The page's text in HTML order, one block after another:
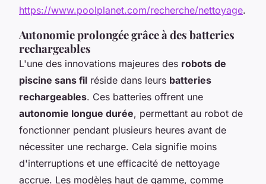
https://www.poolplanet.com/recherche/nettoyage.
Autonomie prolongée grâce à des batteries
rechargeables
L'une des innovations majeures des robots de
piscine sans fil réside dans leurs batteries
rechargeables. Ces batteries offrent une
autonomie longue durée, permettant au robot de
fonctionner pendant plusieurs heures avant de
nécessiter une recharge. Cela signifie moins
d'interruptions et une efficacité de nettoyage
accrue. Les modèles haut de gamme, comme